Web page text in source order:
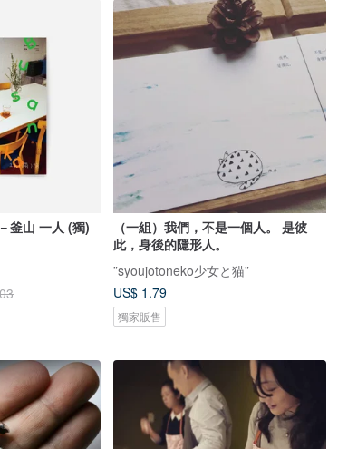
（一組）我們，不是一個人。 是彼
此，身後的隱形人。
”syoujotoneko少女と猫”
US$ 1.79
獨家販售